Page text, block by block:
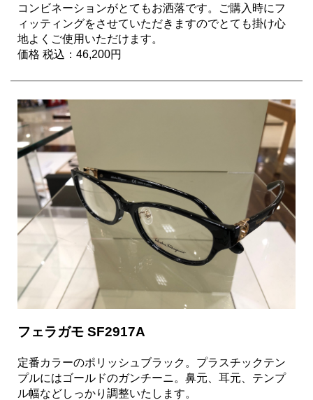
コンビネーションがとてもお洒落です。ご購入時にフ
ィッティングをさせていただきますのでとても掛け心
地よくご使用いただけます。
価格 税込：46,200円
フェラガモ SF2917A
定番カラーのポリッシュブラック。プラスチックテン
プルにはゴールドのガンチーニ。鼻元、耳元、テンプ
ル幅などしっかり調整いたします。